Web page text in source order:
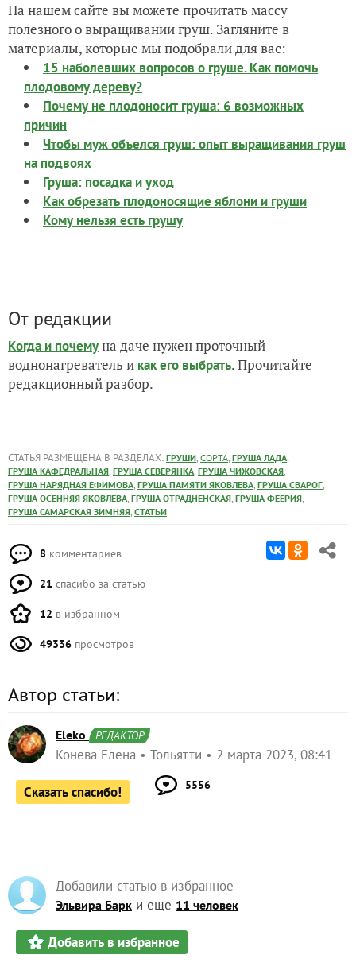
На нашем сайте вы можете прочитать массу
полезного о выращивании груш. Загляните в
материалы, которые мы подобрали для вас:
15 наболевших вопросов о груше. Как помочь
плодовому дереву?
Почему не плодоносит груша: 6 возможных
причин
Чтобы муж объелся груш: опыт выращивания груш
на подвоях
Груша: посадка и уход
Как обрезать плодоносящие яблони и груши
Кому нельзя есть грушу
От редакции
Когда и почемуна даче нужен проточный
воднонагреватель и как его выбрать. Прочитайте
редакционный разбор.
СТАТЬЯ РАЗМЕЩЕНА В РАЗДЕЛАХ: ГРУШИ, СОРТА, ГРУША ЛАДА,
ГРУША КАФЕДРАЛЬНАЯ, ГРУША СЕВЕРЯНКА, ГРУША ЧИЖОВСКАЯ,
ГРУША НАРЯДНАЯ ЕФИМОВА, ГРУША ПАМЯТИ ЯКОВЛЕВА, ГРУША СВАРОГ,
ГРУША ОСЕННЯЯ ЯКОВЛЕВА, ГРУША ОТРАДНЕНСКАЯ, ГРУША ФЕЕРИЯ,
ГРУША САМАРСКАЯ ЗИМНЯЯ, СТАТЬИ
8 комментариев
21 спасибо за статью
12 в избранном
49336 просмотров
Автор статьи:
Eleko РЕДАКТОР
Конева Елена Тольятти 2 марта 2023, 08:41
Сказать спасибо! 5556
Добавили статью в избранное
Эльвира Барк и еще 11 человек
Добавить в избранное